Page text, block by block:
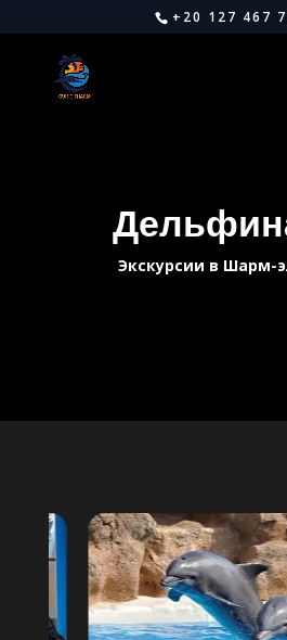
+20 127 467
Экскурсии в Шарм-